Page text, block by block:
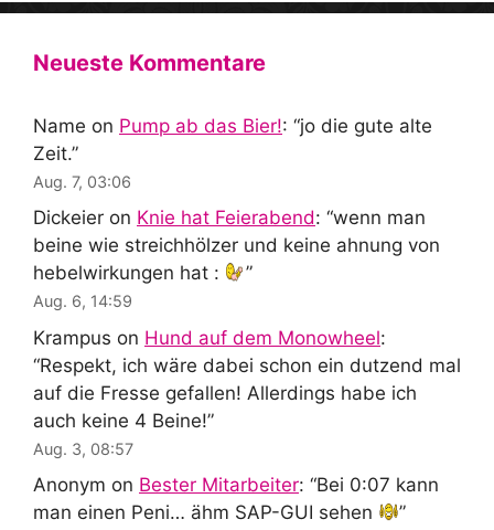
Neueste Kommentare
Name on Pump ab das Bier!: “jo die gute alte
Zeit.”
Aug. 7, 03:06
Dickeier on Knie hat Feierabend: “wenn man
beine wie streichhölzer und keine ahnung von
hebelwirkungen hat :
”
Aug. 6, 14:59
Krampus on Hund auf dem Monowheel:
“Respekt, ich wäre dabei schon ein dutzend mal
auf die Fresse gefallen! Allerdings habe ich
auch keine 4 Beine!”
Aug. 3, 08:57
Anonym on Bester Mitarbeiter: “Bei 0:07 kann
man einen Peni… ähm SAP-GUI sehen
”